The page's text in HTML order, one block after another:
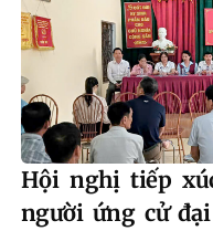
Hội nghị tiếp
người ứng cử đại